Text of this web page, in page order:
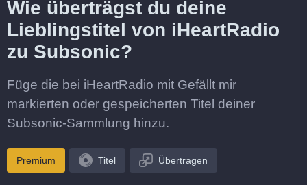
Wie überträgst du deine
Lieblingstitel von iHeartRadio
zu Subsonic?
Füge die bei iHeartRadio mit Gefällt mir
markierten oder gespeicherten Titel deiner
Subsonic-Sammlung hinzu.
Premium Titel Übertragen